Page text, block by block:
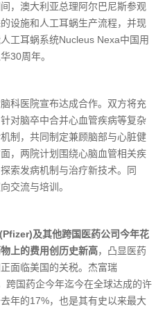
，澳大利亚总理阿尔巴尼斯参观
设施和人工耳蜗生产流程，并现
工耳蜗系统Nucleus Nexa中国用
30周年。
科医院宣布达成合作。双方将充
对脑卒中合并心血管疾病等复杂
制，共同制定兼顾脑部与心脏健
，两院计划围绕心脑血管相关疾
索发病机制与治疗新技术。同
交流与培训。
及其他跨国医药公司今年花
上的费用创历史新高，凸显医药
面临美国的关税。杰富瑞
跨国药企今年迄今在全球达成的许
年的17%，也是其有史以来最大